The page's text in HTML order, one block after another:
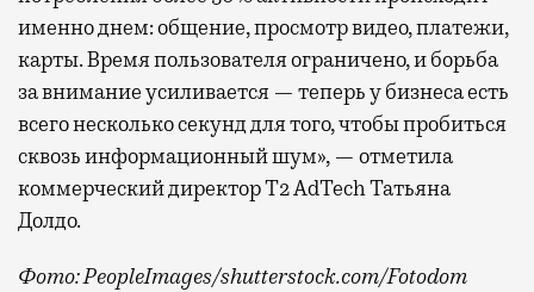
именно днем: общение, просмотр видео, платежи,
карты. Время пользователя ограничено, и борьба
за внимание усиливается — теперь у бизнеса есть
всего несколько секунд для того, чтобы пробиться
сквозь информационный шум», — отметила
коммерческий директор Т2 AdTech Татьяна
Долдо.
Фото: PeopleImages/shutterstock.com/Fotodom